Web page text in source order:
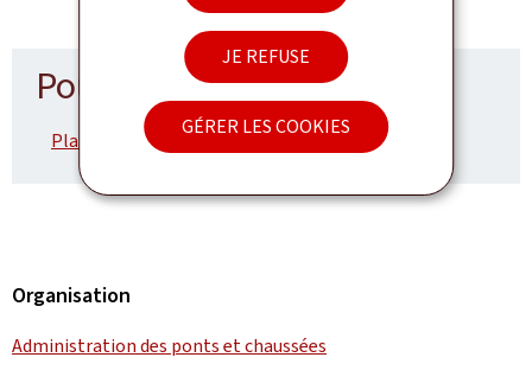
JE REFUSE
GÉRER LES COOKIES
Pour en savoir plus
Plan de déviation (Pdf, 2,31 Mo)
Organisation
Administration des ponts et chaussées